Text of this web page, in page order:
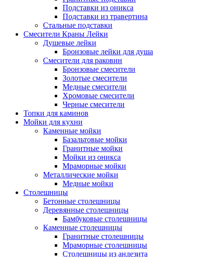
Подставки из оникса
Подставки из травертина
Стальные подставки
Смесители Краны Лейки
Душевые лейки
Бронзовые лейки для душа
Смесители для раковин
Бронзовые смесители
Золотые смесители
Медные смесители
Хромовые смесители
Черные смесители
Топки для каминов
Мойки для кухни
Каменные мойки
Базальтовые мойки
Гранитные мойки
Мойки из оникса
Мраморные мойки
Металлические мойки
Медные мойки
Столешницы
Бетонные столешницы
Деревянные столешницы
Бамбуковые столешницы
Каменные столешницы
Гранитные столешницы
Мраморные столешницы
Столешницы из андезита